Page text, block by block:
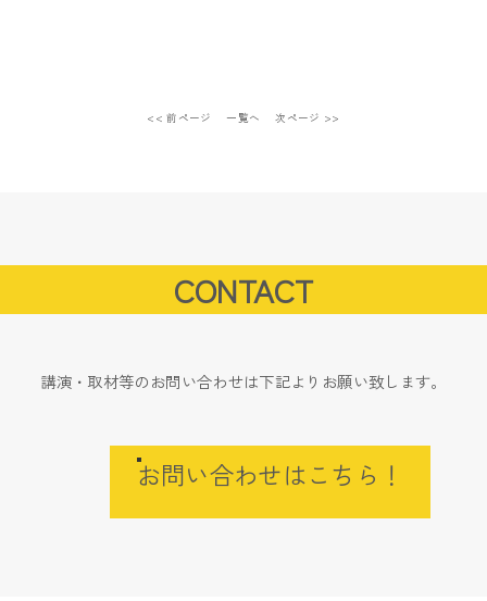
<< 前ページ 一覧へ 次ページ >>
CONTACT
講演・取材等のお問い合わせは下記よりお願い致します。
お問い合わせはこちら！